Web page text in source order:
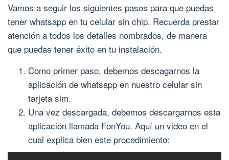
Vamos a seguir los siguientes pasos para que puedas
tener whatsapp en tu celular sin chip. Recuerda prestar
atención a todos los detalles nombrados, de manera
que puedas tener éxito en tu instalación.
Como primer paso, debemos descagarnos la
aplicación de whatsapp en nuestro celular sin
tarjeta sim.
Una vez descargada, debemos descargarnos esta
aplicación llamada FonYou. Aquí un video en el
cual explica bien este procedimiento: